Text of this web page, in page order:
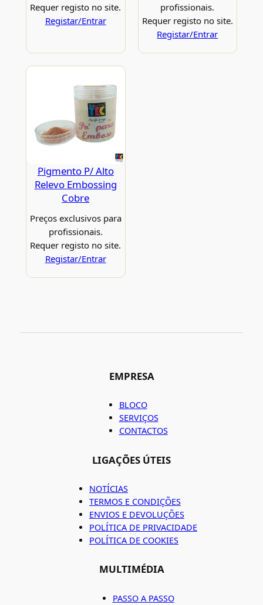
Requer registo no site.
Registar/Entrar
profissionais.
Requer registo no site.
Registar/Entrar
Pigmento P/ Alto
Relevo Embossing
Cobre
Preços exclusivos para
profissionais.
Requer registo no site.
Registar/Entrar
EMPRESA
BLOCO
SERVIÇOS
CONTACTOS
LIGAÇÕES ÚTEIS
NOTÍCIAS
TERMOS E CONDIÇÕES
ENVIOS E DEVOLUÇÕES
POLÍTICA DE PRIVACIDADE
POLÍTICA DE COOKIES
MULTIMÉDIA
PASSO A PASSO